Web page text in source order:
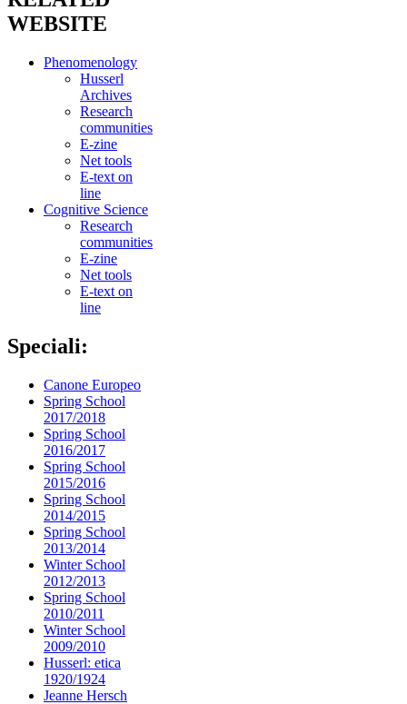
WEBSITE
Phenomenology
Husserl
Archives
Research
communities
E-zine
Net tools
E-text on
line
Cognitive Science
Research
communities
E-zine
Net tools
E-text on
line
Speciali:
Canone Europeo
Spring School
2017/2018
Spring School
2016/2017
Spring School
2015/2016
Spring School
2014/2015
Spring School
2013/2014
Winter School
2012/2013
Spring School
2010/2011
Winter School
2009/2010
Husserl: etica
1920/1924
Jeanne Hersch